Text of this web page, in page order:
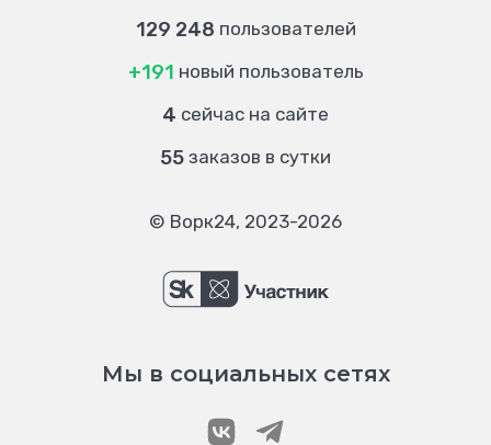
129 248 пользователей
+191 новый пользователь
4 сейчас на сайте
55 заказов в сутки
© Ворк24, 2023-2026
Мы в социальных сетях